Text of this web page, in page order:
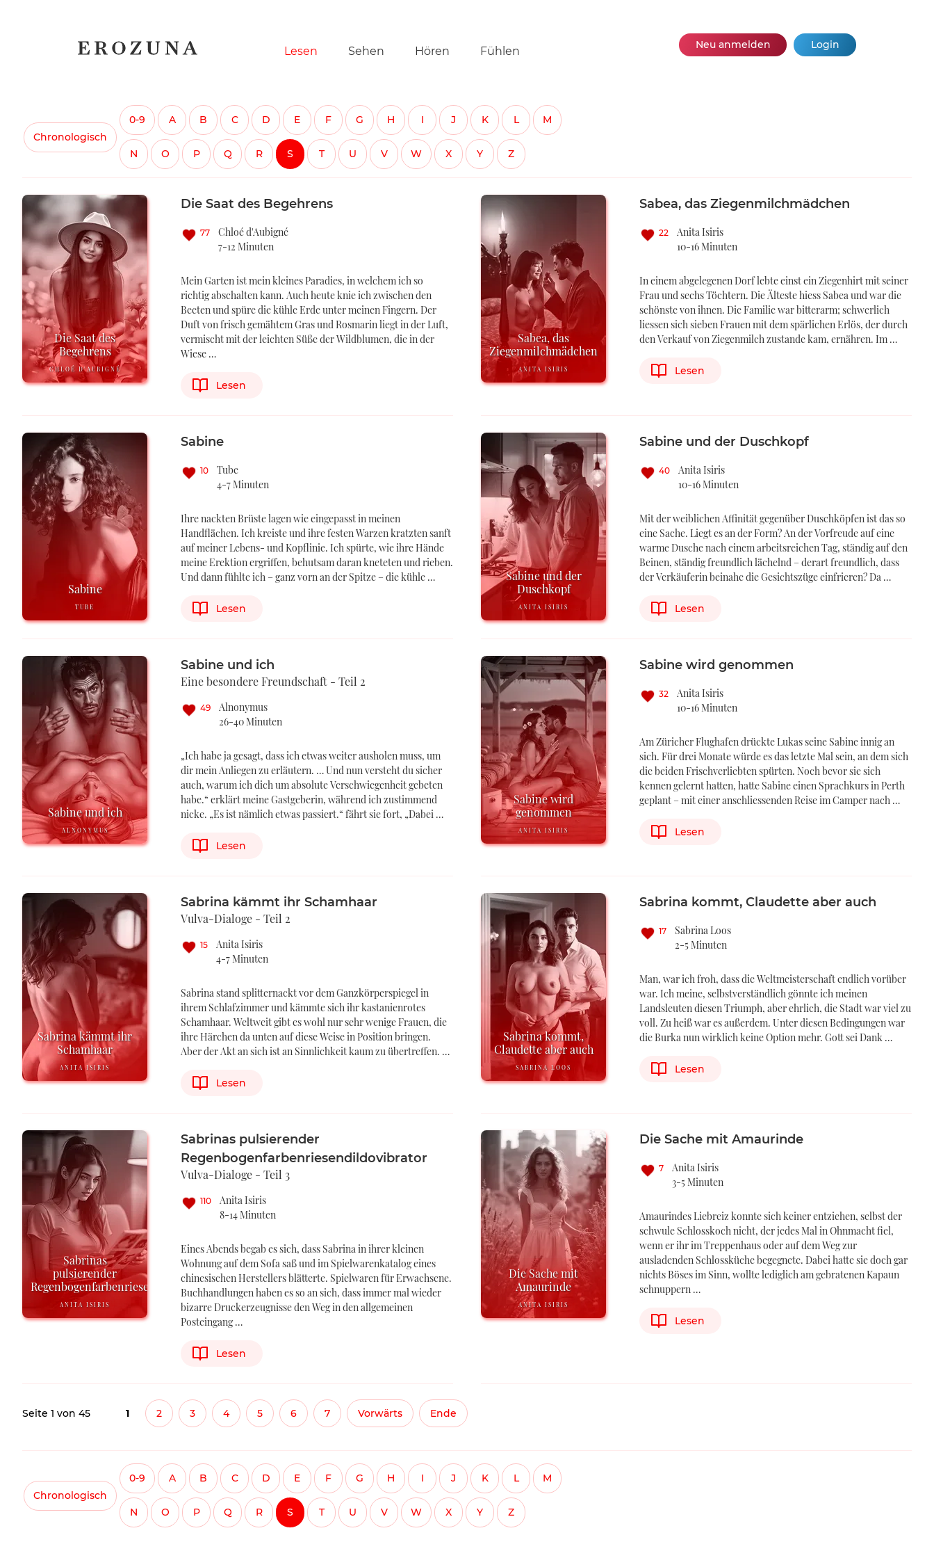
Navigation
Lesen Sehen Hören Fühlen Neu anmelden Login
Chronologisch
0-9 A B C D E F G H I J K L M
N O P Q R S T U V W X Y Z
Die Saat des
Begehrens
CHLOÉ D'AUBIGNÉ
Die Saat des Begehrens
77
Chloé d'Aubigné
7-12 Minuten
Mein Garten ist mein kleines Paradies, in welchem ich so
richtig abschalten kann. Auch heute knie ich zwischen den
Beeten und spüre die kühle Erde unter meinen Fingern. Der
Duft von frisch gemähtem Gras und Rosmarin liegt in der Luft,
vermischt mit der leichten Süße der Wildblumen, die in der
Wiese …
Lesen
Sabea, das
Ziegenmilchmädchen
ANITA ISIRIS
Sabea, das Ziegenmilchmädchen
22
Anita Isiris
10-16 Minuten
In einem abgelegenen Dorf lebte einst ein Ziegenhirt mit seiner
Frau und sechs Töchtern. Die Älteste hiess Sabea und war die
schönste von ihnen. Die Familie war bitterarm; schwerlich
liessen sich sieben Frauen mit dem spärlichen Erlös, der durch
den Verkauf von Ziegenmilch zustande kam, ernähren. Im …
Lesen
Sabine
TUBE
Sabine
10
Tube
4-7 Minuten
Ihre nackten Brüste lagen wie eingepasst in meinen
Handflächen. Ich kreiste und ihre festen Warzen kratzten sanft
auf meiner Lebens- und Kopflinie. Ich spürte, wie ihre Hände
meine Erektion ergriffen, behutsam daran kneteten und rieben.
Und dann fühlte ich – ganz vorn an der Spitze – die kühle …
Lesen
Sabine und der
Duschkopf
ANITA ISIRIS
Sabine und der Duschkopf
40
Anita Isiris
10-16 Minuten
Mit der weiblichen Affinität gegenüber Duschköpfen ist das so
eine Sache. Liegt es an der Form? An der Vorfreude auf eine
warme Dusche nach einem arbeitsreichen Tag, ständig auf den
Beinen, ständig freundlich lächelnd – derart freundlich, dass
der Verkäuferin beinahe die Gesichtszüge einfrieren? Da …
Lesen
Sabine und ich
ALNONYMUS
Sabine und ich
Eine besondere Freundschaft - Teil 2
49
Alnonymus
26-40 Minuten
„Ich habe ja gesagt, dass ich etwas weiter ausholen muss, um
dir mein Anliegen zu erläutern. … Und nun versteht du sicher
auch, warum ich dich um absolute Verschwiegenheit gebeten
habe.“ erklärt meine Gastgeberin, während ich zustimmend
nicke. „Es ist nämlich etwas passiert.“ fährt sie fort, „Dabei …
Lesen
Sabine wird
genommen
ANITA ISIRIS
Sabine wird genommen
32
Anita Isiris
10-16 Minuten
Am Züricher Flughafen drückte Lukas seine Sabine innig an
sich. Für drei Monate würde es das letzte Mal sein, an dem sich
die beiden Frischverliebten spürten. Noch bevor sie sich
kennen gelernt hatten, hatte Sabine einen Sprachkurs in Perth
geplant – mit einer anschliessenden Reise im Camper nach …
Lesen
Sabrina kämmt ihr
Schamhaar
ANITA ISIRIS
Sabrina kämmt ihr Schamhaar
Vulva-Dialoge - Teil 2
15
Anita Isiris
4-7 Minuten
Sabrina stand splitternackt vor dem Ganzkörperspiegel in
ihrem Schlafzimmer und kämmte sich ihr kastanienrotes
Schamhaar. Weltweit gibt es wohl nur sehr wenige Frauen, die
ihre Härchen da unten auf diese Weise in Position bringen.
Aber der Akt an sich ist an Sinnlichkeit kaum zu übertreffen. …
Lesen
Sabrina kommt,
Claudette aber auch
SABRINA LOOS
Sabrina kommt, Claudette aber auch
17
Sabrina Loos
2-5 Minuten
Man, war ich froh, dass die Weltmeisterschaft endlich vorüber
war. Ich meine, selbstverständlich gönnte ich meinen
Landsleuten diesen Triumph, aber ehrlich, die Stadt war viel zu
voll. Zu heiß war es außerdem. Unter diesen Bedingungen war
die Burka nun wirklich keine Option mehr. Gott sei Dank …
Lesen
Sabrinas
pulsierender
Regenbogenfarbenriesendildovibrator
ANITA ISIRIS
Sabrinas pulsierender
Regenbogenfarbenriesendildovibrator
Vulva-Dialoge - Teil 3
110
Anita Isiris
8-14 Minuten
Eines Abends begab es sich, dass Sabrina in ihrer kleinen
Wohnung auf dem Sofa saß und im Spielwarenkatalog eines
chinesischen Herstellers blätterte. Spielwaren für Erwachsene.
Buchhandlungen haben es so an sich, dass immer mal wieder
bizarre Druckerzeugnisse den Weg in den allgemeinen
Posteingang …
Lesen
Die Sache mit
Amaurinde
ANITA ISIRIS
Die Sache mit Amaurinde
7
Anita Isiris
3-5 Minuten
Amaurindes Liebreiz konnte sich keiner entziehen, selbst der
schwule Schlosskoch nicht, der jedes Mal in Ohnmacht fiel,
wenn er ihr im Treppenhaus oder auf dem Weg zur
ausladenden Schlossküche begegnete. Dabei hatte sie doch gar
nichts Böses im Sinn, wollte lediglich am gebratenen Kapaun
schnuppern …
Lesen
Seite 1 von 45 1 2 3 4 5 6 7 Vorwärts Ende
Chronologisch
0-9 A B C D E F G H I J K L M
N O P Q R S T U V W X Y Z